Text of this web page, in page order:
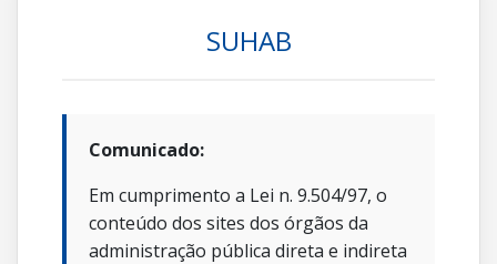
SUHAB
Comunicado:
Em cumprimento a Lei n. 9.504/97, o
conteúdo dos sites dos órgãos da
administração pública direta e indireta